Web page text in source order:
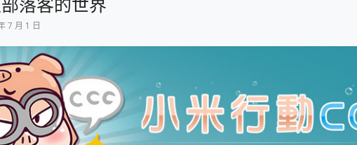
測
電力超超超持久 MSI 微星 Prestige 14 AI+ D3MG-031TW 14吋 開箱評
超懂拍、耐用 AI 街拍機~ realme 16 Pro 開箱評價~ 2 億畫素
防窺黑科技 Galaxy S26 Ultra系列保護貼怎麼選？imos AR 低反光玻璃
AI 支付 一錶搞定大小事 Xiaomi Watch 5 開箱 評測
超驚艷 讓人一眼就愛上 LENOVO 聯想 Yoga Book 9 14吋 AI輕薄筆電 開
美到讓人超想擁有 moto pad 60 系列 與 Moto | Swarovski razr 60 冰藍
好用的 EaseUS Partition Master 讓您輕鬆的移除與格式化有防寫保護的
一鍵修復模糊影片、舊照的 AI 好幫手! VideoProc Converter AI 新版全
落客的世界
7 月 1 日